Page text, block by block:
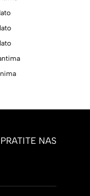
PRATITE NAS